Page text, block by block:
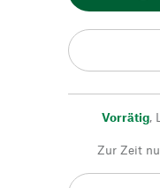
Vorrätig,
Zur Zeit